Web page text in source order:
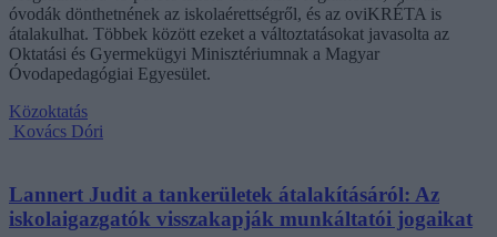
óvodák dönthetnének az iskolaérettségről, és az oviKRÉTA is
átalakulhat. Többek között ezeket a változtatásokat javasolta az
Oktatási és Gyermekügyi Minisztériumnak a Magyar
Óvodapedagógiai Egyesület.
Közoktatás
Kovács Dóri
Lannert Judit a tankerületek átalakításáról: Az
iskolaigazgatók visszakapják munkáltatói jogaikat